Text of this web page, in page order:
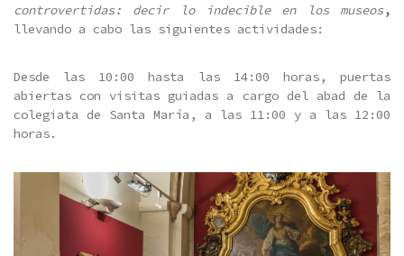
controvertidas: decir lo indecible en los museos,
llevando a cabo las siguientes actividades:
Desde las 10:00 hasta las 14:00 horas, puertas
abiertas con visitas guiadas a cargo del abad de la
colegiata de Santa María, a las 11:00 y a las 12:00
horas.